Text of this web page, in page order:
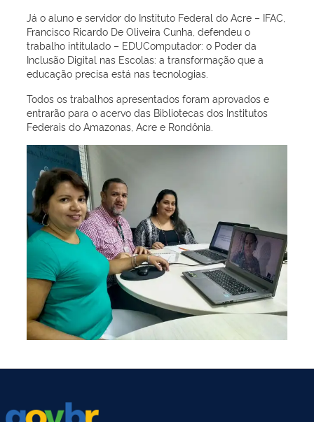
Já o aluno e servidor do Instituto Federal do Acre – IFAC,
Francisco Ricardo De Oliveira Cunha, defendeu o
trabalho intitulado – EDUComputador: o Poder da
Inclusão Digital nas Escolas: a transformação que a
educação precisa está nas tecnologias.
Todos os trabalhos apresentados foram aprovados e
entrarão para o acervo das Bibliotecas dos Institutos
Federais do Amazonas, Acre e Rondônia.